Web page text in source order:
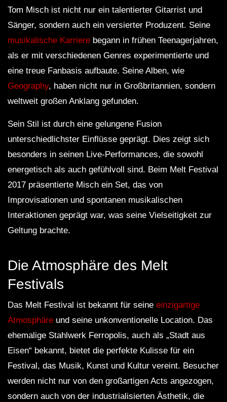
Tom Misch ist nicht nur ein talentierter Gitarrist und
Sänger, sondern auch ein versierter Produzent. Seine
musikalische Karriere begann in frühen Teenagerjahren,
als er mit verschiedenen Genres experimentierte und
eine treue Fanbasis aufbaute. Seine Alben, wie
Geography, haben nicht nur in Großbritannien, sondern
weltweit großen Anklang gefunden.
Sein Stil ist durch eine gelungene Fusion
unterschiedlichster Einflüsse geprägt. Dies zeigt sich
besonders in seinen Live-Performances, die sowohl
energetisch als auch gefühlvoll sind. Beim Melt Festival
2017 präsentierte Misch ein Set, das von
Improvisationen und spontanen musikalischen
Interaktionen geprägt war, was seine Vielseitigkeit zur
Geltung brachte.
Die Atmosphäre des Melt
Festivals
Das Melt Festival ist bekannt für seine einzigartige
Atmosphäre und seine unkonventionelle Location. Das
ehemalige Stahlwerk Ferropolis, auch als „Stadt aus
Eisen“ bekannt, bietet die perfekte Kulisse für ein
Festival, das Musik, Kunst und Kultur vereint. Besucher
werden nicht nur von den großartigen Acts angezogen,
sondern auch von der industrialisierten Ästhetik, die